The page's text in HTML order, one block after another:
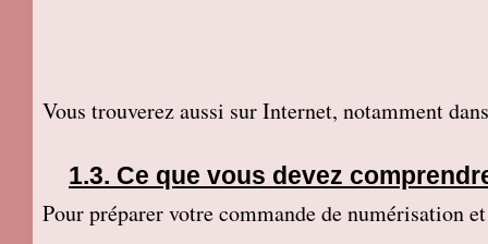
Vous trouverez aussi sur Internet, notamment
Ce que vous devez
Pour préparer votre commande de numérisation